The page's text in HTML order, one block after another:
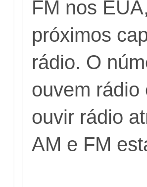
FM nos
próximos
rádio. O
ouvem rádio
ouvir rádio
AM e FM